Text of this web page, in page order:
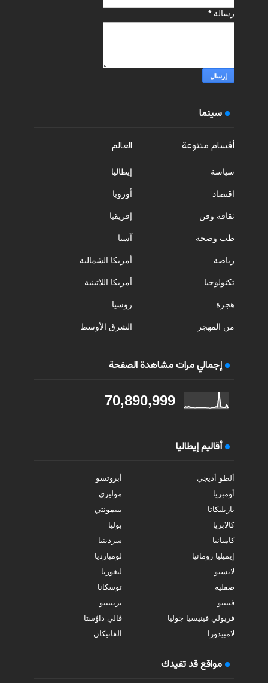
رسالة*
سينما
أقسام متنوعة
سياسة
اقتصاد
ثقافة وفن
طب وصحة
رياضة
تكنولوجيا
هجرة
من المهجر
العالم
إيطاليا
أوروبا
إفريقيا
آسيا
أمريكا الشمالية
أمريكا اللاتينية
روسيا
الشرق الأوسط
إجمالي مرات مشاهدة الصفحة
70,890,999
أقاليم إيطاليا
ألطو أديجي
أبروتسو
أومبريا
موليزي
بازيليكاتا
بييمونتي
كالابريا
بوليا
كامبانيا
سردينيا
إيميليا رومانيا
لومبارديا
لاتسيو
ليغوريا
صقلية
توسكانا
فينيتو
ترينتينو
فريولي فينيسيا جوليا
ڤالي داوُستا
لامبيدوزا
الفاتيكان
مواقع قد تفيدك